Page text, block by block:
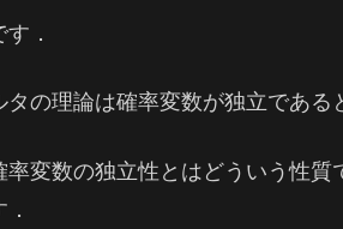
．
タの理論は確率変数が独立である
率変数の独立性とはどういう性